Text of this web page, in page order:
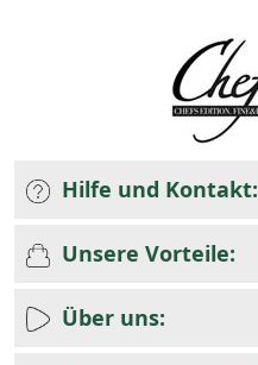
Hilfe und Kontakt:
Unsere Vorteile:
Über uns: